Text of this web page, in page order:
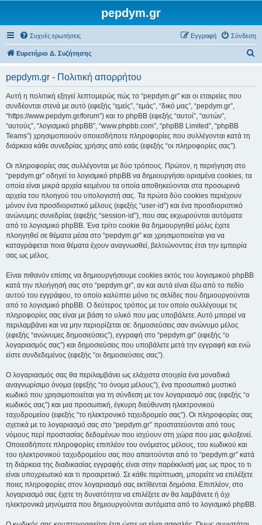
pepdym.gr
Συχνές ερωτήσεις Σύνδεση
Εγγραφή
Ευρετήριο Δ. Συζήτησης
pepdym.gr - Πολιτική απορρήτου
Αυτή η πολιτική εξηγεί λεπτομερώς πώς το “pepdym.gr” και οι εταιρείες που
συνδέονται στενά με αυτό (εφεξής “εμείς”, “εμάς”, “δικό μας”, “pepdym.gr”,
“https://www.pepdym.gr/forum”) και το phpBB (εφεξής “αυτοί”, “αυτών”,
“αυτούς”, “λογισμικό phpBB”, “www.phpbb.com”, “phpBB Limited”, “phpBB
Teams”) χρησιμοποιούν οποιεσδήποτε πληροφορίες που συλλέγονται κατά τη
διάρκεια κάθε συνεδρίας χρήσης από εσάς (εφεξής “οι πληροφορίες σας”).
Οι πληροφορίες σας συλλέγονται με δύο τρόπους. Πρώτον, η περιήγηση στο
“pepdym.gr” οδηγεί το λογισμικό phpBB να δημιουργήσει ορισμένα cookies, τα
οποία είναι μικρά αρχεία κειμένου τα οποία αποθηκεύονται στα προσωρινά
αρχεία του πλοηγού του υπολογιστή σας. Τα πρώτα δύο cookies περιέχουν
μόνον ένα προσδιοριστικό μέλους (εφεξής “user-id”) και ένα προσδιοριστικό
ανώνυμης συνεδρίας (εφεξής “session-id”), που σας εκχωρούνται αυτόματα
από το λογισμικό phpBB. Ένα τρίτο cookie θα δημιουργηθεί μόλις έχετε
πλοηγηθεί σε θέματα μέσα στο “pepdym.gr” και χρησιμοποιείται για να
καταγράφεται ποια θέματα έχουν αναγνωσθεί, βελτιώνοντας έτσι την εμπειρία
σας ως μέλος.
Είναι πιθανόν επίσης να δημιουργήσουμε cookies εκτός του λογισμικού phpBB
κατά την πλοήγησή σας στο “pepdym.gr”, αν και αυτά είναι έξω από το πεδίο
αυτού του εγγράφου, το οποίο καλύπτει μόνο τις σελίδες που δημιουργούνται
από το λογισμικό phpBB. Ο δεύτερος τρόπος με τον οποίο συλλέγουμε τις
πληροφορίες σας είναι με βάση το υλικό που μας υποβάλετε. Αυτό μπορεί να
περιλαμβάνει και να μην περιορίζεται σε: δημοσιεύσεις σαν ανώνυμο μέλος
(εφεξής “ανώνυμες δημοσιεύσεις”), εγγραφή στο “pepdym.gr” (εφεξής “ο
λογαριασμός σας”) και δημοσιεύσεις που υποβάλετε μετά την εγγραφή και ενώ
είστε συνδεδεμένος (εφεξής “οι δημοσιεύσεις σας”).
Ο λογαριασμός σας θα περιλαμβάνει ως ελάχιστα στοιχεία ένα μοναδικά
αναγνωρίσιμο όνομα (εφεξής “το όνομα μέλους”), ένα προσωπικό μυστικό
κωδικό που χρησιμοποιείται για τη σύνδεση με τον λογαριασμό σας (εφεξής “ο
κωδικός σας”) και μια προσωπική, έγκυρη διεύθυνση ηλεκτρονικού
ταχυδρομείου (εφεξής “το ηλεκτρονικό ταχυδρομείο σας”). Οι πληροφορίες σας
σχετικά με το λογαριασμό σας στο “pepdym.gr” προστατεύονται από τους
νόμους περί προστασίας δεδομένων που ισχύουν στη χώρα που μας φιλοξενεί.
Οποιεσδήποτε πληροφορίες επιπλέον του ονόματος μέλους, του κωδικού και
του ηλεκτρονικού ταχυδρομείου σας που απαιτούνται από το “pepdym.gr” κατά
τη διάρκεια της διαδικασίας εγγραφής είναι στην παρέκκλισή μας ως προς το τι
είναι υποχρεωτικό και τι προαιρετικό. Σε κάθε περίπτωση, μπορείτε να επιλέξετε
ποιες πληροφορίες στον λογαριασμό σας εκτίθενται δημόσια. Επιπλέον, στο
λογαριασμό σας έχετε τη δυνατότητα να επιλέξετε αν θα λαμβάνετε ή όχι
ηλεκτρονικά μηνύματα που δημιουργούνται αυτόματα από το λογισμικό phpBB.